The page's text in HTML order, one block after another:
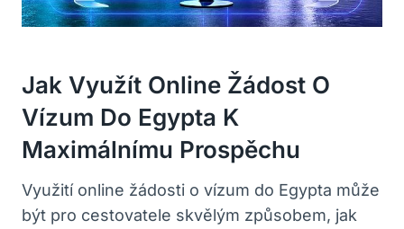
Jak Využít Online Žádost O
Vízum Do Egypta K
Maximálnímu Prospěchu
Využití online žádosti o vízum do Egypta může
být pro cestovatele skvělým způsobem, jak